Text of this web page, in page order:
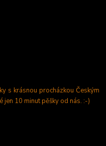
s krásnou procházkou Českým
jen 10 minut pěšky od nás. :-)